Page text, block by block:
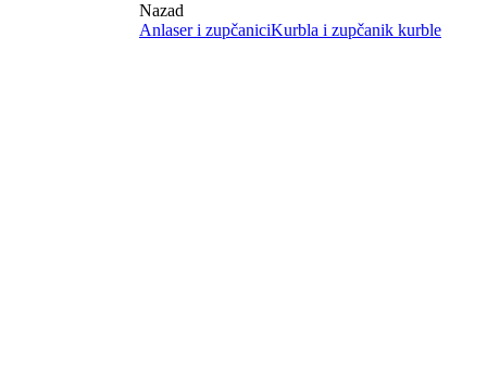
Nazad
Anlaser i zupčaniciKurbla i zupčanik kurble